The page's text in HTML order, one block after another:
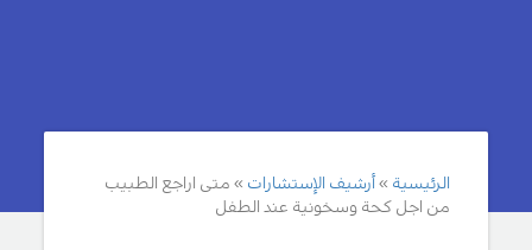
الرئيسية أرشيف الإستشارات
متى اراجع الطبيب
من اجل كحة وسخونية عند الطفل